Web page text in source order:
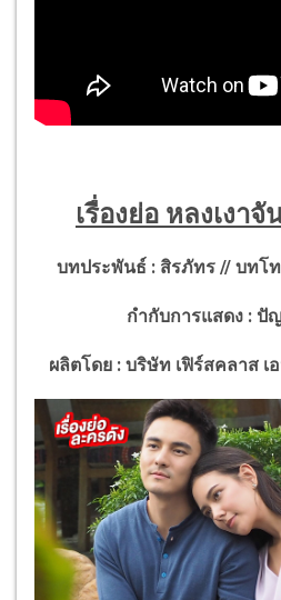
เรื่องย่อ หลงเงา
บทประพันธ์ : สิรภัทร // บทโ
กำกับการแสดง: ปั
ผลิตโดย : บริษัท เฟิร์สคลาส เ